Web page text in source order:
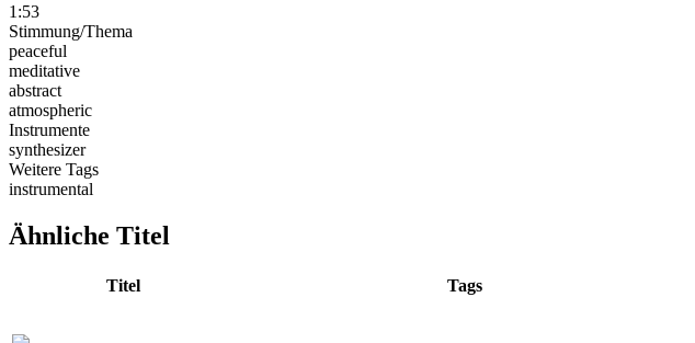
1:53
Stimmung/Thema
peaceful
meditative
abstract
atmospheric
Instrumente
synthesizer
Weitere Tags
instrumental
Ähnliche Titel
Titel Tags